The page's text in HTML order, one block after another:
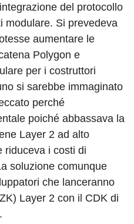
del protocollo
modulare. Si prevedeva
aumentare le
Polygon e
per i costruttori
si sarebbe immaginato
perché
poiché abbassava la
Layer 2 ad alto
riduceva i costi di
soluzione comunque
che lanceranno
Layer 2 con il CDK di